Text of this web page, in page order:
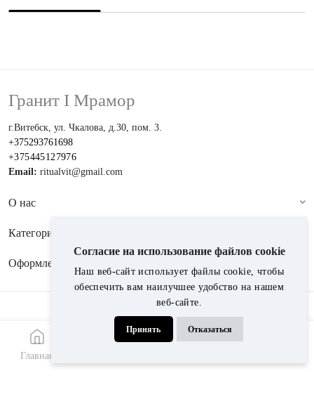
Главная
Гранит I Мрамор
г.Витебск, ул. Чкалова, д.30, пом. 3.
+375293761698
+375445127976
Email: ritualvit@gmail.com
О нас
Категории
Оформление
© 2024, Гранит i мрамор
Согласие на использование файлов cookie
Наш веб-сайт использует файлы cookie, чтобы
обеспечить вам наилучшее удобство на нашем
веб-сайте.
Принять Отказаться